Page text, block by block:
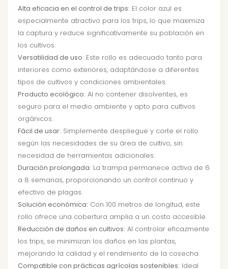
Alta eficacia en el control de trips: El color azul es
especialmente atractivo para los trips, lo que maximiza
la captura y reduce significativamente su población en
los cultivos.
Versatilidad de uso: Este rollo es adecuado tanto para
interiores como exteriores, adaptándose a diferentes
tipos de cultivos y condiciones ambientales.
Producto ecológico: Al no contener disolventes, es
seguro para el medio ambiente y apto para cultivos
orgánicos.
Fácil de usar: Simplemente despliegue y corte el rollo
según las necesidades de su área de cultivo, sin
necesidad de herramientas adicionales.
Duración prolongada: La trampa permanece activa de 6
a 8 semanas, proporcionando un control continuo y
efectivo de plagas.
Solución económica: Con 100 metros de longitud, este
rollo ofrece una cobertura amplia a un costo accesible.
Reducción de daños en cultivos: Al controlar eficazmente
los trips, se minimizan los daños en las plantas,
mejorando la calidad y el rendimiento de la cosecha.
Compatible con prácticas agrícolas sostenibles: Ideal